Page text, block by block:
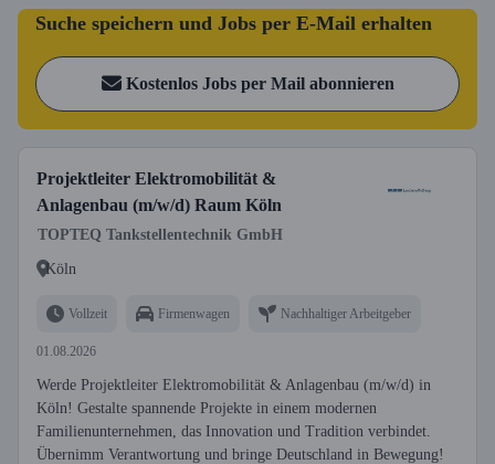
Suche speichern und Jobs per E-Mail erhalten
Kostenlos Jobs per Mail abonnieren
Projektleiter Elektromobilität &
Anlagenbau (m/w/d) Raum Köln
TOPTEQ Tankstellentechnik GmbH
Köln
Vollzeit Firmenwagen Nachhaltiger Arbeitgeber
01.08.2026
Werde Projektleiter Elektromobilität & Anlagenbau (m/w/d) in
Köln! Gestalte spannende Projekte in einem modernen
Familienunternehmen, das Innovation und Tradition verbindet.
Übernimm Verantwortung und bringe Deutschland in Bewegung!